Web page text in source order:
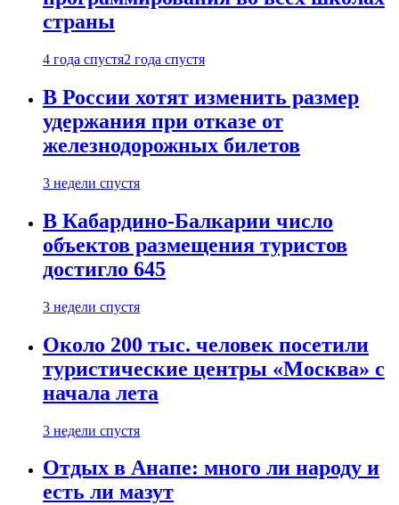
страны
4 года спустя2 года спустя
В России хотят изменить размер
удержания при отказе от
железнодорожных билетов
3 недели спустя
В Кабардино-Балкарии число
объектов размещения туристов
достигло 645
3 недели спустя
Около 200 тыс. человек посетили
туристические центры «Москва» с
начала лета
3 недели спустя
Отдых в Анапе: много ли народу и
есть ли мазут